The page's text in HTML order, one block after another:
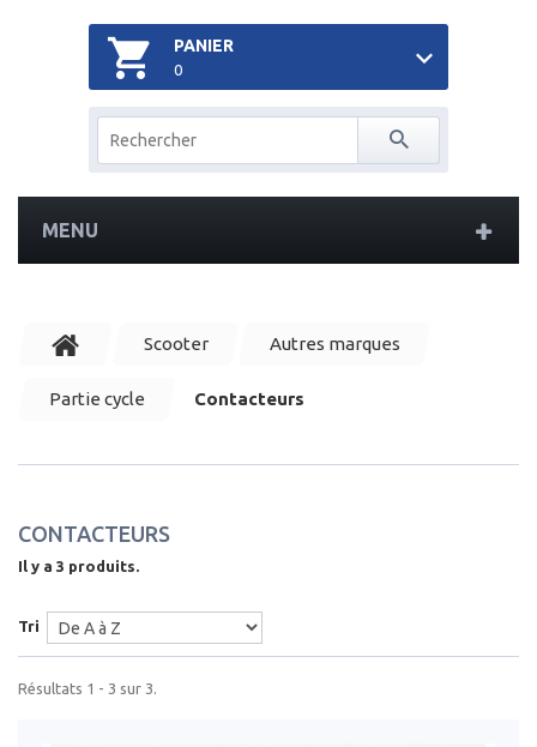
PANIER
0
MENU
Scooter Autres marques
Partie cycle Contacteurs
CONTACTEURS
Il y a 3 produits.
Tri
Résultats 1 - 3 sur 3.